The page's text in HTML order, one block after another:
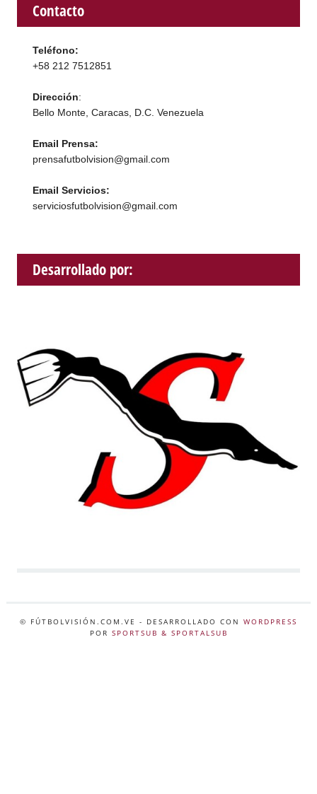
Contacto
Teléfono:
+58 212 7512851
Dirección:
Bello Monte, Caracas, D.C. Venezuela
Email Prensa:
prensafutbolvision@gmail.com
Email Servicios:
serviciosfutbolvision@gmail.com
Desarrollado por:
© FÚTBOLVISIÓN.COM.VE - DESARROLLADO CON WORDPRESS
POR SPORTSUB & SPORTALSUB